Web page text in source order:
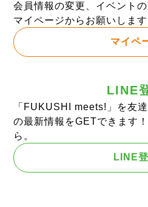
会員情報の変更、イベント
マイページからお願いします
マイペ
LINE
「FUKUSHI meets!」を友
の最新情報をGETできます
ら。
LINE